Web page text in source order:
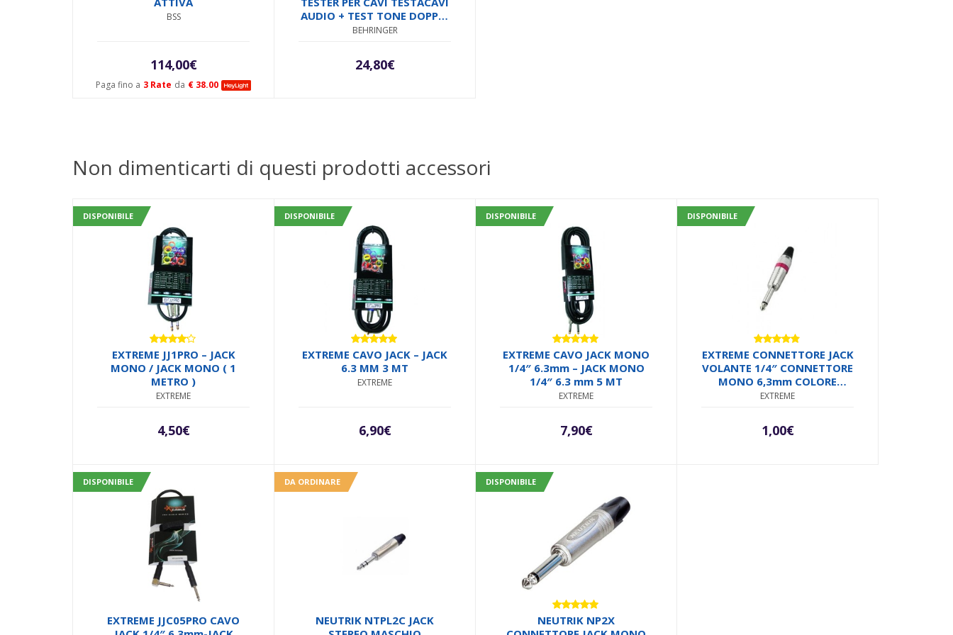
Paga fino a 3 Rate da € 38.00
BSS
114,00€
AUDIO + TEST TONE DOPPIA
FREQUENZA
BEHRINGER
24,80€
Non dimenticarti di questi prodotti accessori
DISPONIBILE
Valutato
4.00su
5
EXTREME JJ1PRO – JACK
MONO / JACK MONO ( 1
METRO )
EXTREME
4,50€
DISPONIBILE
Valutato
5.00su 5
EXTREME CAVO JACK – JACK
6.3 MM 3 MT
EXTREME
6,90€
DISPONIBILE
Valutato
5.00 su 5
EXTREME CAVO JACK MONO
1/4″ 6.3mm – JACK MONO
1/4″ 6.3 mm 5 MT
EXTREME
7,90€
DISPONIBILE
Valutato
4.71su 5
EXTREME CONNETTORE JACK
VOLANTE 1/4″ CONNETTORE
MONO 6,3mm COLORE
ROSSO
EXTREME
1,00€
DISPONIBILE
EXTREME JJC05PRO CAVO
DA ORDINARE
NEUTRIK NTPL2C JACK
DISPONIBILE
Valutato
5.00su 5
NEUTRIK NP2X